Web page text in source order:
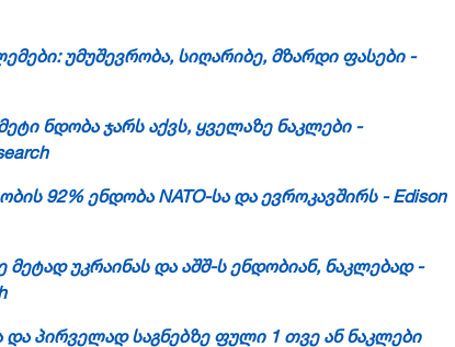
უმუშევრობა, სიღარიბე, მზარდი ფასები -
ნდობა ჯარს აქვს, ყველაზე ნაკლები -
92% ენდობაNATO-სადა ევროკავშირს - Edison
უკრაინას და აშშ-ს ენდობიან, ნაკლებად -
და პირველად საგნებზე ფული 1 თვე ან ნაკლები